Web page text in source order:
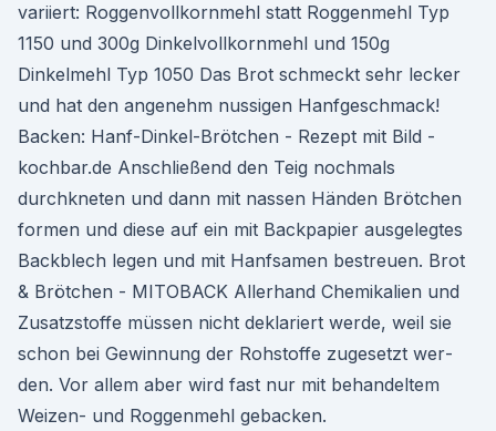
variiert: Roggenvollkornmehl statt Roggenmehl Typ
1150 und 300g Dinkelvollkornmehl und 150g
Dinkelmehl Typ 1050 Das Brot schmeckt sehr lecker
und hat den angenehm nussigen Hanfgeschmack!
Backen: Hanf-Dinkel-Brötchen - Rezept mit Bild -
kochbar.de Anschließend den Teig nochmals
durchkneten und dann mit nassen Händen Brötchen
formen und diese auf ein mit Backpapier ausgelegtes
Backblech legen und mit Hanfsamen bestreuen. Brot
& Brötchen - MITOBACK Aller­hand Che­mi­ka­li­en und
Zusatz­stof­fe müs­sen nicht dekla­riert wer­de, weil sie
schon bei Gewin­nung der Roh­stof­fe zuge­setzt wer­
den. Vor allem aber wird fast nur mit behan­del­tem
Wei­zen- und Rog­gen­mehl geba­cken.